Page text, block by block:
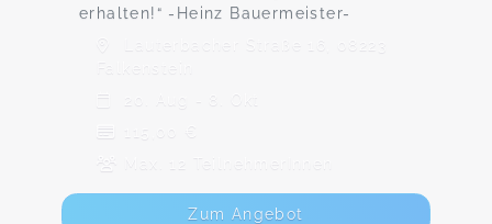
erhalten!“ -Heinz Bauermeister-
Lauterbacher Straße 16, 08223
Falkenstein
20. Aug - 8. Okt
115,00 €
Max. 12 TeilnehmerInnen
Zum Angebot